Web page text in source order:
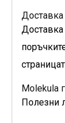
Доставка
Доставка
Molekula
Полезни